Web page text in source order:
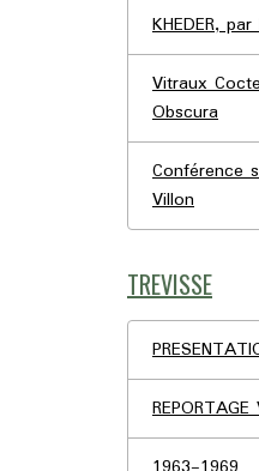
KHEDER,
Vitraux
Obscura
Conférence
Villon
TREVISSE
REPORTAGE